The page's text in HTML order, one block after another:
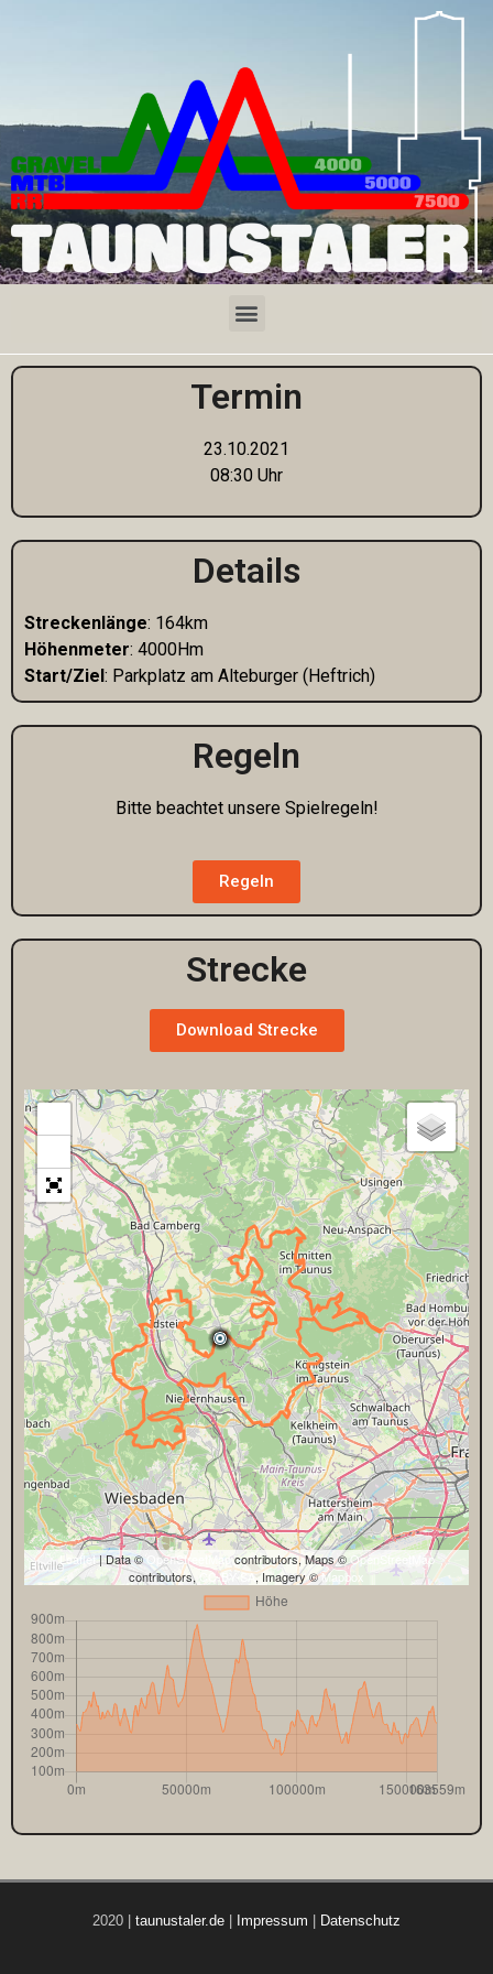
Termin
23.10.2021
08:30 Uhr
Details
Streckenlänge: 164km
Höhenmeter: 4000Hm
Start/Ziel : Parkplatz am Alteburger (Heftrich)
Regeln
Bitte beachtet unsere Spielregeln!
Regeln
Strecke
Download Strecke
Leaflet| Data ©OpenStreetMap contributors, Maps © OpenStreetMap
contributors, CC-BY-SA, Imagery ©Mapbox
2020 | taunustaler.de | Impressum | Datenschutz